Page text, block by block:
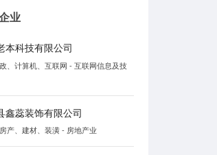
业
本科技有限公司
、计算机、互联网 - 互联网信息及技
鑫蕊装饰有限公司
产、建材、装潢 - 房地产业